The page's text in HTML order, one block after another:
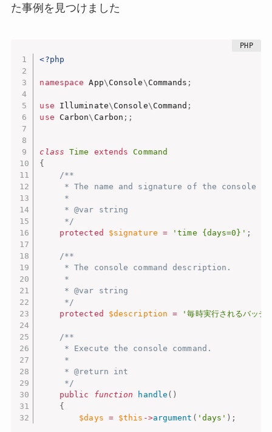
た事例を見つけました
<?php
namespace App\ Console \ Commands ;
use Illuminate\ Console\ Command ;
use
Carbon\ Carbon ; ;
class Time extends
Command
{
/**
* The name and signature of the console
     *
     * @var string
     */
protected
$signature = 'time {days=0}' ;
/**
     * The console command description.
     *
     * @var string
     */
protected
$description = '毎時実行されるバッチ
/**
     * Execute the console command.
     *
     * @return int
     */
public
function handle ( )
{
$days = $this ->argument ( 'days' ) ;